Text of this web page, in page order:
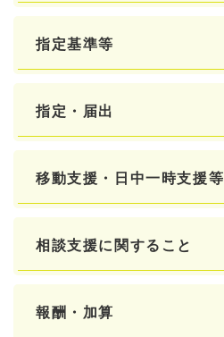
指定基準等
指定・届出
移動支援・日中一時支援等
相談支援に関すること
報酬・加算